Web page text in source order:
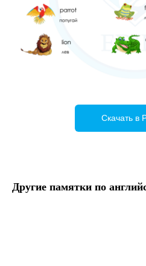
Скачать в
Другие памятки по